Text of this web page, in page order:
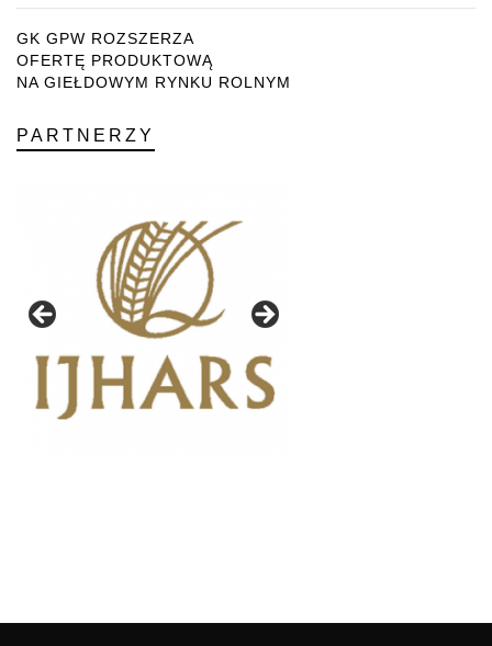
GK GPW ROZSZERZA
OFERTĘ PRODUKTOWĄ
NA GIEŁDOWYM RYNKU ROLNYM
PARTNERZY